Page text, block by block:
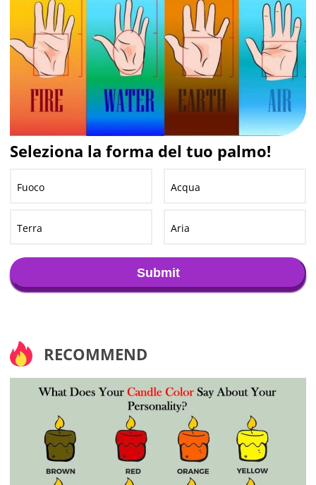
Seleziona la forma del tuo palmo!
Fuoco Acqua
Terra Aria
Submit
RECOMMEND